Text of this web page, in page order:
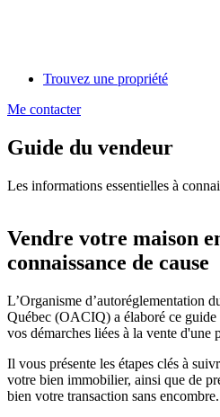
Trouvez une propriété
Me contacter
Guide du vendeur
Les informations essentielles à
Vendre votre maison
connaissance de cause
L’Organisme d’autoréglementation
Québec (OACIQ) a élaboré ce
vos démarches liées à la vente d'une
Il vous présente les étapes clés à
votre bien immobilier, ainsi que de
bien votre transaction sans encombre.